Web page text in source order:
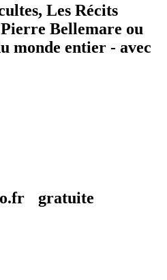
Les Récits
Bellemare ou
monde entier - avec
gratuite